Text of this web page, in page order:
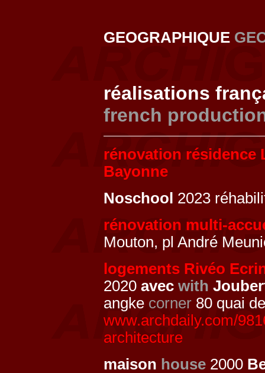
GEOGRAPHIQUE
réalisations
french
rénovation résidence
Bayonne
Noschool 2023
rénovation multi-
Mouton, pl André
logements Rivéo
2020 avec with
angke corner 80 quai
www.archdaily.com/
architecture
maison house 2000